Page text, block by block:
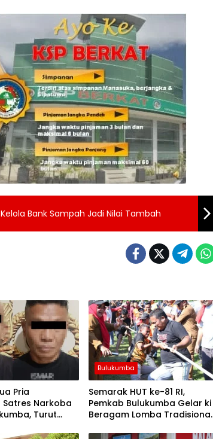
Bank Sampah Jadi Nilai Tambah
Pria
Satres Narkoba
Turut
Bulukumba
Semarak HUT ke-81 RI,
Pemkab Bulukumba Gelar ki
Beragam Lomba Tradisional